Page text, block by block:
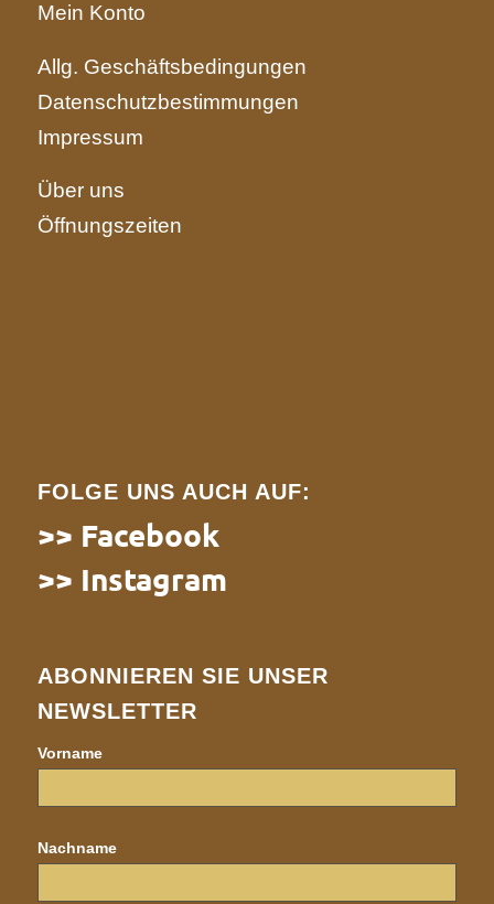
Mein Konto
Allg. Geschäftsbedingungen
Datenschutzbestimmungen
Impressum
Über uns
Öffnungszeiten
FOLGE UNS AUCH AUF:
>> Facebook
>> Instagram
ABONNIEREN SIE UNSER
NEWSLETTER
Vorname
Nachname